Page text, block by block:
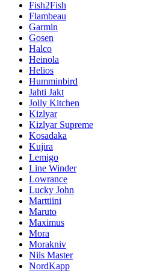
Fish2Fish
Flambeau
Garmin
Gosen
Halco
Heinola
Helios
Humminbird
Jahti Jakt
Jolly Kitchen
Kizlyar
Kizlyar Supreme
Kosadaka
Kujira
Lemigo
Line Winder
Lowrance
Lucky John
Marttiini
Maruto
Maximus
Mora
Morakniv
Nils Master
NordKapp